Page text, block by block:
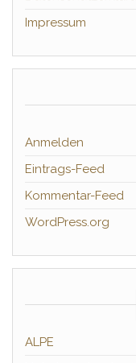
Impressum
Anmelden
Eintrags-Feed
Kommentar-Feed
WordPress.org
ALPE